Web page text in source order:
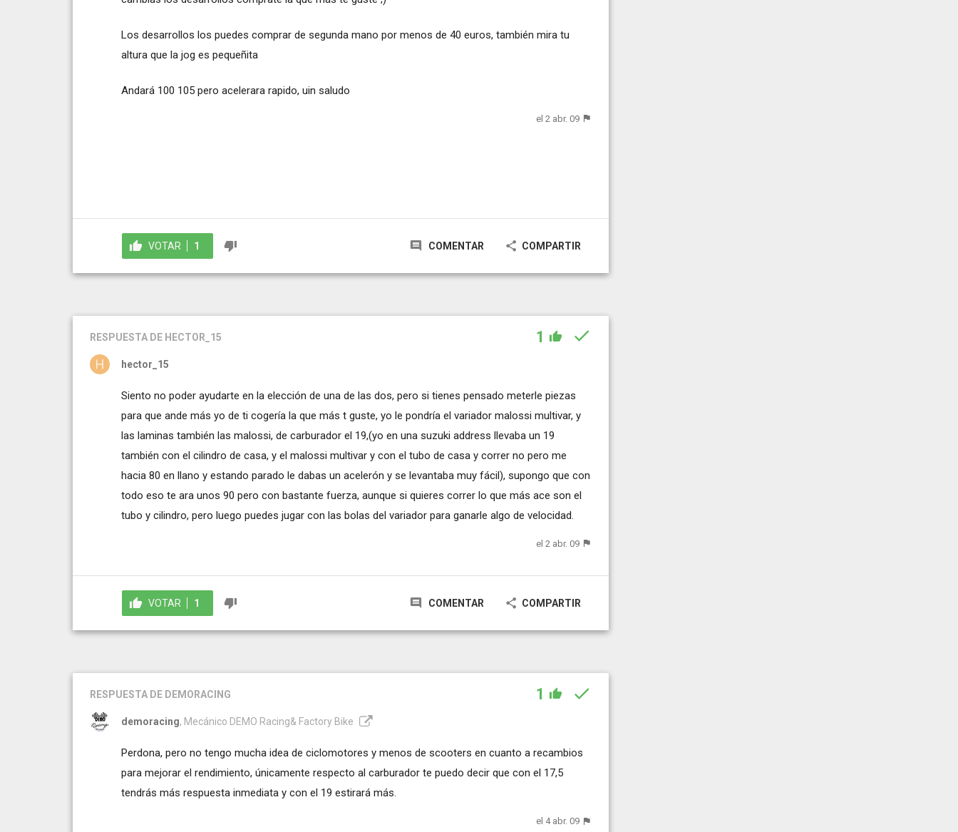
Los desarrollos los puedes comprar de segunda mano por menos de 40 euros, también mira tu
altura que la jog es pequeñita
Andará 100 105 pero acelerara rapido, uin saludo
el 2 abr. 09
VOTAR 1 COMENTAR COMPARTIR
RESPUESTA DE HECTOR_15 1
hector_15
Siento no poder ayudarte en la elección de una de las dos, pero si tienes pensado meterle piezas
para que ande más yo de ti cogería la que más t guste, yo le pondría el variador malossi multivar, y
las laminas también las malossi, de carburador el 19,(yo en una suzuki address llevaba un 19
también con el cilindro de casa, y el malossi multivar y con el tubo de casa y correr no pero me
hacia 80 en llano y estando parado le dabas un acelerón y se levantaba muy fácil), supongo que con
todo eso te ara unos 90 pero con bastante fuerza, aunque si quieres correr lo que más ace son el
tubo y cilindro, pero luego puedes jugar con las bolas del variador para ganarle algo de velocidad.
el 2 abr. 09
VOTAR 1 COMENTAR COMPARTIR
RESPUESTA DE DEMORACING 1
demoracing, Mecánico DEMO Racing& Factory Bike
Perdona, pero no tengo mucha idea de ciclomotores y menos de scooters en cuanto a recambios
para mejorar el rendimiento, únicamente respecto al carburador te puedo decir que con el 17,5
tendrás más respuesta inmediata y con el 19 estirará más.
el 4 abr. 09